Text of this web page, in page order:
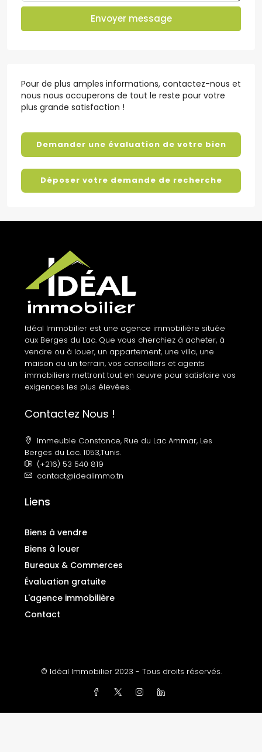
Envoyer message
Pour de plus amples informations, contactez-nous et
nous nous occuperons de tout le reste pour votre
plus grande satisfaction !
Demander une évaluation de votre bien
Déposer votre demande de recherche
Idéal Immobilier est une agence immobilière située
aux Berges du Lac. Que vous cherchiez à acheter, à
vendre ou à louer, un appartement, une villa, une
maison ou un terrain, vos conseillers et agents
immobiliers mettront tout en œuvre pour satisfaire vos
exigences les plus élevées.
Contactez Nous !
Immeuble Constance, Rue du Lac Ammar, Les
Berges du Lac. 1053,Tunis.
(+216) 53 540 819
contact@idealimmo.tn
Liens
Biens à vendre
Biens à louer
Bureaux & Commerces
Évaluation gratuite
L'agence immobilière
Contact
© Idéal Immobilier 2023 - Tous droits réservés.